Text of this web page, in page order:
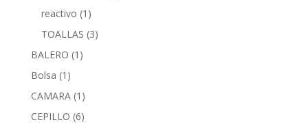
reactivo (1)
TOALLAS (3)
BALERO (1)
Bolsa (1)
CAMARA (1)
CEPILLO (6)